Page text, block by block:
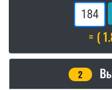
= (
2